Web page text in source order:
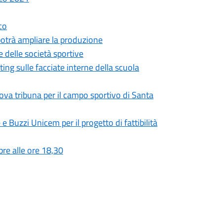
ampliare la produzione
società sportive
sulle facciate interne della scuola
tribuna per il campo sportivo di Santa
Buzzi Unicem per il progetto di fattibilità
alle ore 18,30